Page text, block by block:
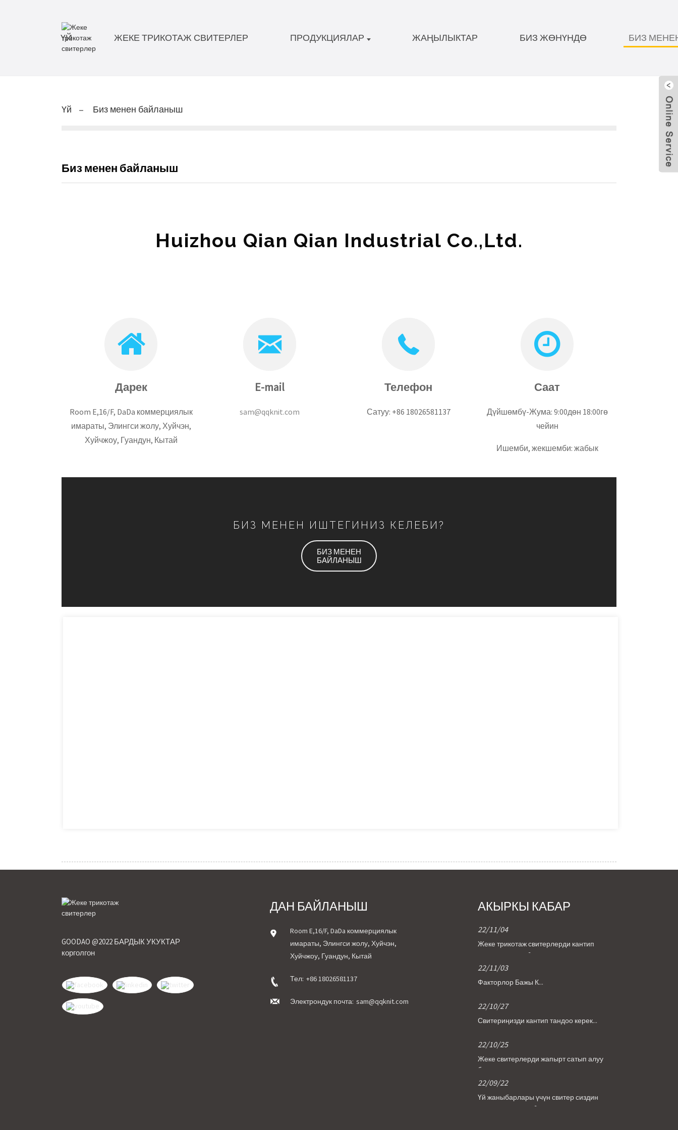
ҮЙ ЖЕКЕ ТРИКОТАЖ СВИТЕРЛЕР ПРОДУКЦИЯЛАР ЖАҢЫЛЫКТАР БИЗ ЖӨНҮНДӨ БИЗ
Үй Биз менен байланыш
Биз менен байланыш
Huizhou Qian Qian Industrial Co.,Ltd.
Дарек
Room E,16/F, DaDa коммерциялык
имараты, Элингси жолу, Хуйчэн,
Хуйчжоу, Гуандун, Кытай
E-mail
sam@qqknit.com
Телефон
Сатуу: +86 18026581137
Саат
Дүйшөмбү-Жума: 9:00дөн 18:00гө
чейин
Ишемби, жекшемби: жабык
БИЗ МЕНЕН ИШТЕГИНИЗ КЕЛЕБИ?
БИЗ МЕНЕН
БАЙЛАНЫШ
GOODAO @2022 БАРДЫК УКУКТАР
корголгон
ДАН БАЙЛАНЫШ
Room E,16/F, DaDa коммерциялык
имараты, Элингси жолу, Хуйчэн,
Хуйчжоу, Гуандун, Кытай
Тел: +86 18026581137
Электрондук почта: sam@qqknit.com
АКЫРКЫ КАБАР
22/11/04
Жеке трикотаж свитерлерди кантип
текшерүү керек?
22/11/03
Факторлор Бажы К...
22/10/27
Свитериңизди кантип тандоо керек...
22/10/25
Жеке свитерлерди жапырт сатып алуу
боюнча кеңештер
22/09/22
Үй жаныбарлары үчүн свитер сиздин
итиңизге керекпи?